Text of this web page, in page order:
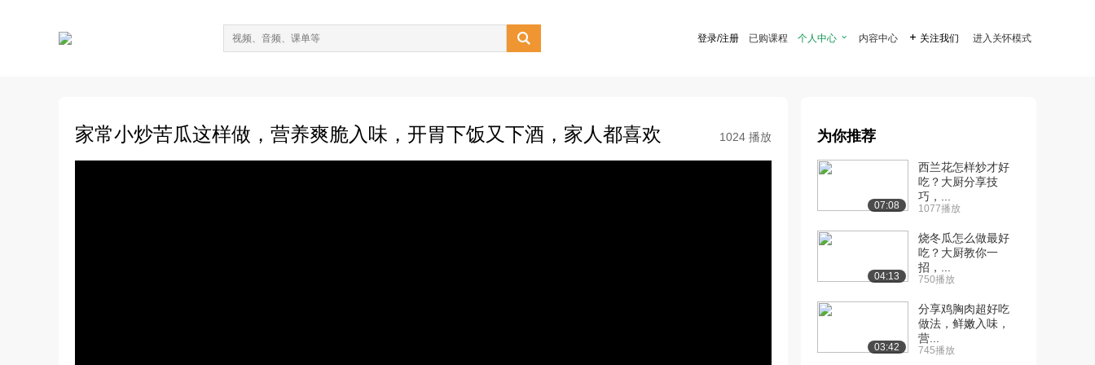
 登录/注册 已购课程 个人中心  内容中心  关注我们 进入关怀模式
家常小炒苦瓜这样做，营养爽脆入味，开胃下饭又下酒，家人都喜欢 1024 播放 为你推荐
07:08
西兰花怎样炒才好
吃？大厨分享技
巧，...
1077播放
04:13
烧冬瓜怎么做最好
吃？大厨教你一
招，...
750播放
03:42
分享鸡胸肉超好吃
做法，鲜嫩入味，
营...
745播放